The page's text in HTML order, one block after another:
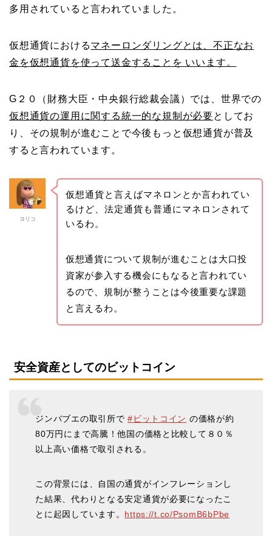
多用されていると言われていました。
仮想通貨におけるマネーロンダリングとは、不正なお
金を仮想通貨を使って送金することを いいます。
G２０（財務大臣・中央銀行総裁会議）では、世界での
仮想通貨の運用に関する統一的な規制が必要としてお
り、その規制が進むことで今後もっと仮想通貨が普及
すると言われています。
ヨリコ
仮想通貨と言えばマネロンとか言われてい
るけど、法定通貨も普通にマネロンされて
いるわ。
仮想通貨について規制が進むことは大口投
資家が参入する機会にもなると言われてい
るので、規制が整うことは今後重要な課題
と言えるわ。
安全資産としてのビットコイン
ジンバブエの取引所で#ビットコイン の価格が約
80万円にまで高騰！他国の価格と比較して８０％
以上高い価格で取引される。
この背景には、自国の通貨がインフレーションし
た結果、代わりとなる安定通貨が必要になったこ
とに起因しています。 https://t.co/PsomB6bPbe